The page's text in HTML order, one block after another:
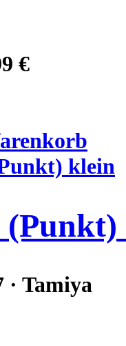
€
· Tamiya